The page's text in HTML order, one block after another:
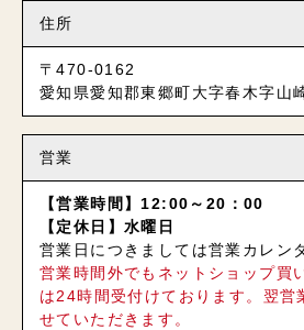
住所
〒470-0162
愛知県愛知郡東郷町大字春木字山
営業
【営業時間】12:00～20：00
【定休日】水曜日
営業日につきましては営業カレン
営業時間外でもネットショップ買
は24時間受付けております。翌営
せていただきます。